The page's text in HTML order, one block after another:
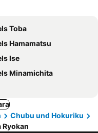
Toba
Hamamatsu
Ise
Minamichita
Chubu und Hokuriku
Ryokan